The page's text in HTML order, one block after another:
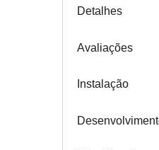
Detalhes
Avaliações
Instalação